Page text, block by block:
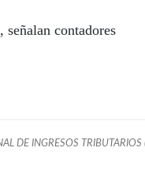
contadores
DE INGRESOS TRIBUTARIOS